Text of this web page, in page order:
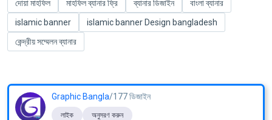
দোয়া মাহফিল
মাহফিল ব্যানার ফ্রি ব্যানার ডিজাইন
বাংলা ব্যানার
islamic banner
islamic banner Design bangladesh
কেন্দ্রীয় সম্মেলন ব্যানার
Graphic Bangla/177 ডিজাইন
লাইক অনুসরণ করুন